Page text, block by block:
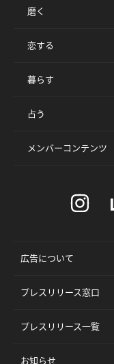
磨く
恋する
暮らす
占う
メンバーコンテンツ
広告について
プレスリリース窓口
プレスリリース一覧
お知らせ